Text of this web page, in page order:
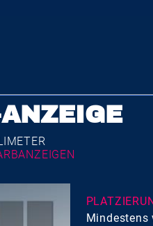
Mindestens